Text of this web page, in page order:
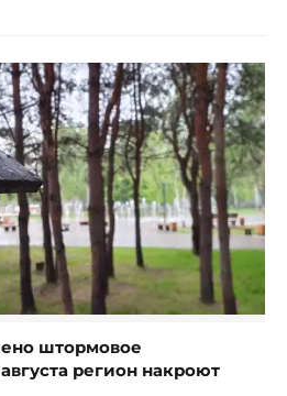
штормовое
регион накроют